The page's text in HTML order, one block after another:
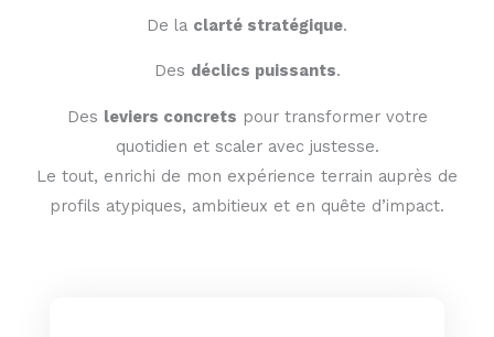
De la clarté stratégique.
Des déclics puissants.
Des leviers concrets pour transformer votre
quotidien et scaler avec justesse.
Le tout, enrichi de mon expérience terrain auprès de
profils atypiques, ambitieux et en quête d’impact.